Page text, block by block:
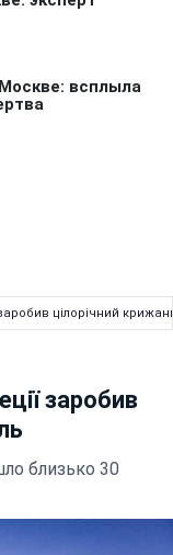
цілорічний
заробив
близько 30